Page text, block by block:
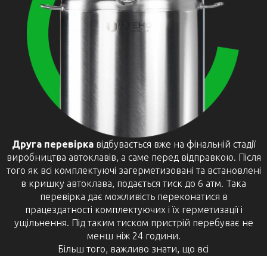
Друга перевіркавідбувається вже на фінальній стадії
виробництва автоклавів, а саме перед відправкою. Після
того як всі комплектуючі загерметизовані та встановлені
в кришку автоклава, подається тиск до 6 атм. Така
перевірка дає можливість переконатися в
працездатності комплектуючих і їх герметизації і
ущільнення. Під таким тиском пристрій перебуває не
менш ніж 24 години.
Більш того, важливо знати, що всі